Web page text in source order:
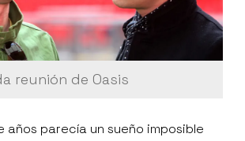
reunión de Oasis
años parecía un sueño imposible